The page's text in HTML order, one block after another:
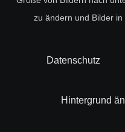
zu ändern und Bilder in
Datenschutz
Hintergrund